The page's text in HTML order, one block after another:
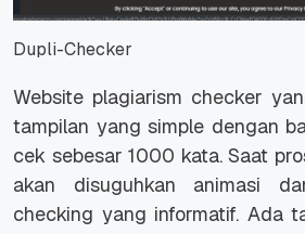
Dupli-Checker
Website plagiarism checker
tampilan yang simple dengan
cek sebesar 1000 kata. Saat
akan disuguhkan animasi
checking yang informatif. Ada